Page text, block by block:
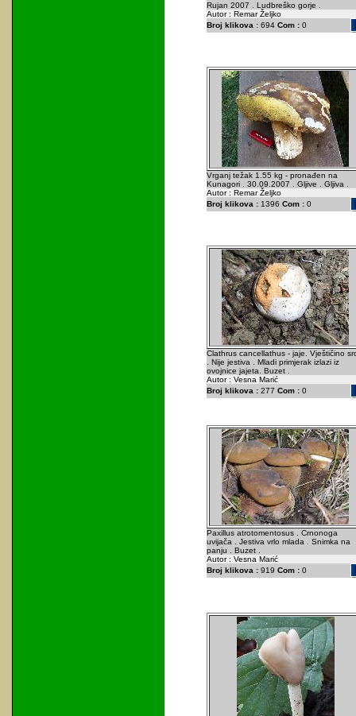
Rujan 2007 . Ludbreško gorje .
Autor : Remar Željko
Broj klikova :694 Com :0
Vrganj težak 1.55 kg - pronađen na
Kunagori . 30.09.2007 . Gljive . Gljiva .
Autor : Remar Željko
Broj klikova :1396 Com :0
Clathrus cancellathus - jaje. Vještičino
. Nije jestiva . Mladi primjerak izlazi iz
ovojnice jajeta. Buzet .
Autor : Vesna Marić
Broj klikova :277 Com :0
Paxillus atrotomentosus . Crnonoga
uvijača . Jestiva vrlo mlada . Snimka na
panju . Buzet .
Autor : Vesna Marić
Broj klikova :919 Com :0